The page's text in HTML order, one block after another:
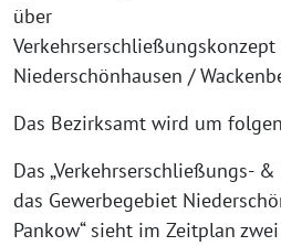
über
Niederschönhausen /
Das Bezirksamt wird um
Das „Verkehrserschließungs-
das Gewerbegebiet
Pankow“ sieht im Zeitplan